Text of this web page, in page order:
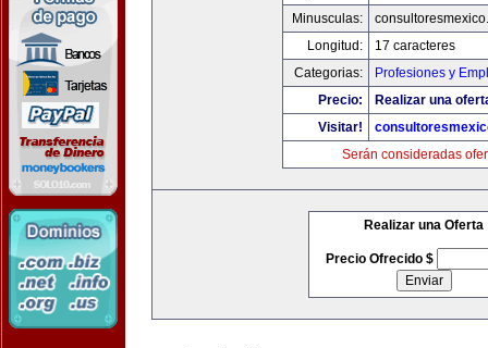
Minusculas:
Longitud:
17 caracteres
Categorias:
Profesiones y
Precio:
Realizar una
Visitar!
Serán consideradas
Realizar una Oferta
Precio Ofrecido $